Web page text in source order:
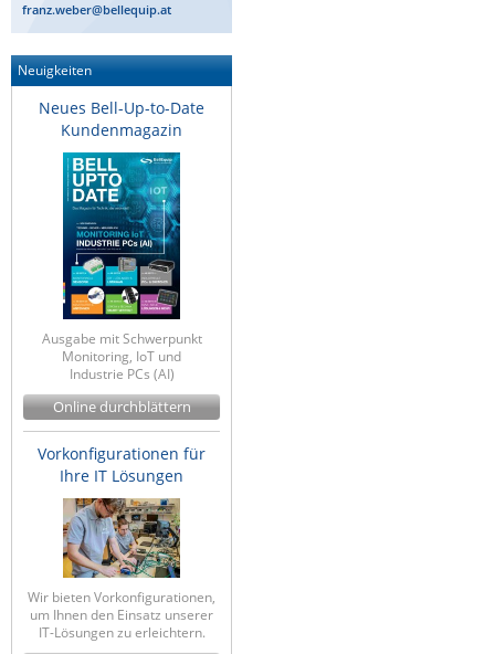
franz.weber@bellequip.at
Neuigkeiten
Neues Bell-Up-to-Date
Kundenmagazin
Ausgabe mit Schwerpunkt
Monitoring, IoT und
Industrie PCs (AI)
Online durchblättern
Vorkonfigurationen für
Ihre IT Lösungen
Wir bieten Vorkonfigurationen,
um Ihnen den Einsatz unserer
IT-Lösungen zu erleichtern.